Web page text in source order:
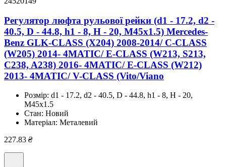
Регулятор люфта рульової рейки (d1 - 17.2, d2 -
40.5, D - 44.8, h1 - 8, H - 20, M45x1.5) Mercedes-
Benz GLK-CLASS (X204) 2008-2014/ С-CLASS
(W205) 2014- 4MATIC/ E-CLASS (W213, S213,
C238, A238) 2016- 4MATIC/ E-CLASS (W212)
2013- 4MATIC/ V-CLASS (Vito/Viano
Розмір: d1 - 17.2, d2 - 40.5, D - 44.8, h1 - 8, H - 20,
M45x1.5
Стан: Новий
Матеріал: Металевий
227.83 ₴